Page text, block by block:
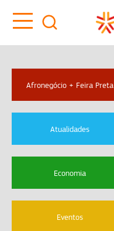
Afronegócio + Feira Preta
Atualidades
Economia
Eventos